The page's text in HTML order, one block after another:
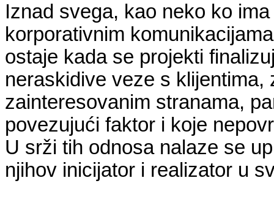
Iznad svega, kao neko ko
korporativnim
ostaje kada se projekti
neraskidive veze s klijentima,
zainteresovanim stranama,
povezujući faktor i koje
U srži tih odnosa nalaze se
njihov inicijator i realizator u